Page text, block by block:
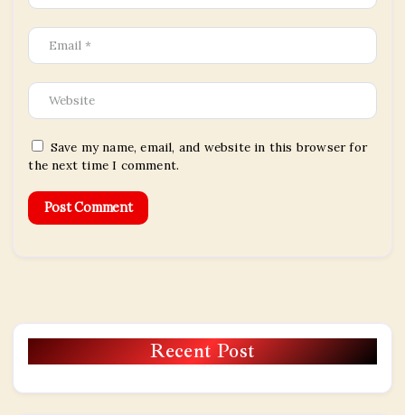
Save my name, email, and website in this browser for
the next time I comment.
Recent Post